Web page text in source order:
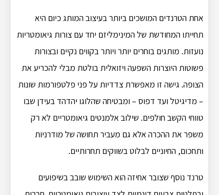
אחת הטרנדים המושכים ביותר בעיצוב המותג כיום היא
תחייתו המחודשת של המינימליזם יחד עם צורות גיאומטריות
נועזות. מותגים בוחרים יותר ויותר בקווים נקיים ובצורות
פשוטות היוצרות השפעה ויזואלית בולטת מבלי להכריע את
הצופה. גישה זו מאפשרת צדדיות על פני פלטפורמות שונות
– מדיגיטל ועד דפוס – ומבטיחה שהלוגו יהדהד בעידן שבו
טווחי הקשב חולפים. שילוב אלמנטים גיאומטריים לא רק
משפר את ההכרה אלא גם מעביר תחושה של מודרניות
ותחכום, החיוניים לבלוט בשווקים תחרותיים.
טרנד נוסף שצובר אחיזה הוא השימוש שובב בשיפועים